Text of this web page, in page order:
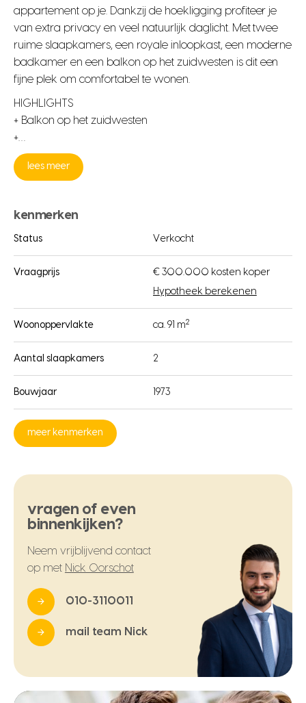
appartement op je. Dankzij de hoekligging profiteer je
van extra privacy en veel natuurlijk daglicht. Met twee
ruime slaapkamers, een royale inloopkast, een moderne
badkamer en een balkon op het zuidwesten is dit een
fijne plek om comfortabel te wonen.
HIGHLIGHTS
+ Balkon op het zuidwesten
+…
lees meer
kenmerken
Status Verkocht
Vraagprijs
€ 300.000 kosten koper
Hypotheek berekenen
Woonoppervlakte ca. 91 m2
Aantal slaapkamers 2
Bouwjaar 1973
meer kenmerken
vragen of even
binnenkijken?
Neem vrijblijvend contact
op met Nick Oorschot
010-3110011
mail team Nick